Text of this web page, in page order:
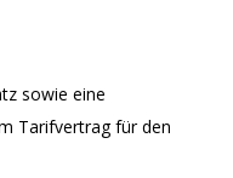
sowie eine
Tarifvertrag für den